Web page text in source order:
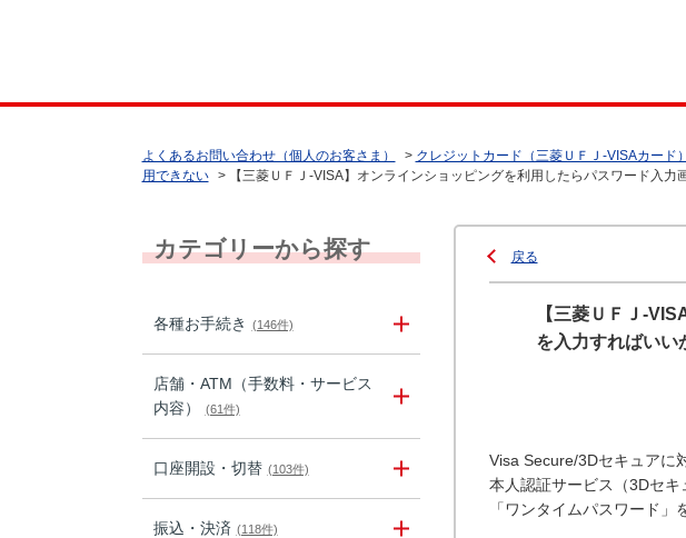
よくあるお問い合わせ（個人のお客さま） > クレジットカード（三菱ＵＦＪ-VISAカード）
用できない
> 【三菱ＵＦＪ-VISA】オンラインショッピングを利用したらパスワード入力
カテゴリーから探す
各種お手続き (146件)
店舗・ATM（手数料・サービス
内容）
(61件)
口座開設・切替 (103件)
振込・決済 (118件)
戻る
【三菱ＵＦＪ-
を入力すればいい
Visa Secure/3Dセキュアに
本人認証サービス（3Dセ
「ワンタイムパスワード